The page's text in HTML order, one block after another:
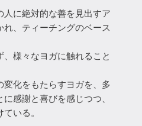
人に絶対的な善を見出すア
れ、ティーチングのベース
様々なヨガに触れること
変化をもたらすヨガを、多
感謝と喜びを感じつつ、
ている。